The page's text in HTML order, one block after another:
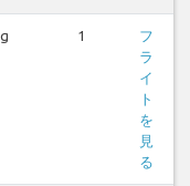
1
フ
ラ
イ
ト
を
見
る